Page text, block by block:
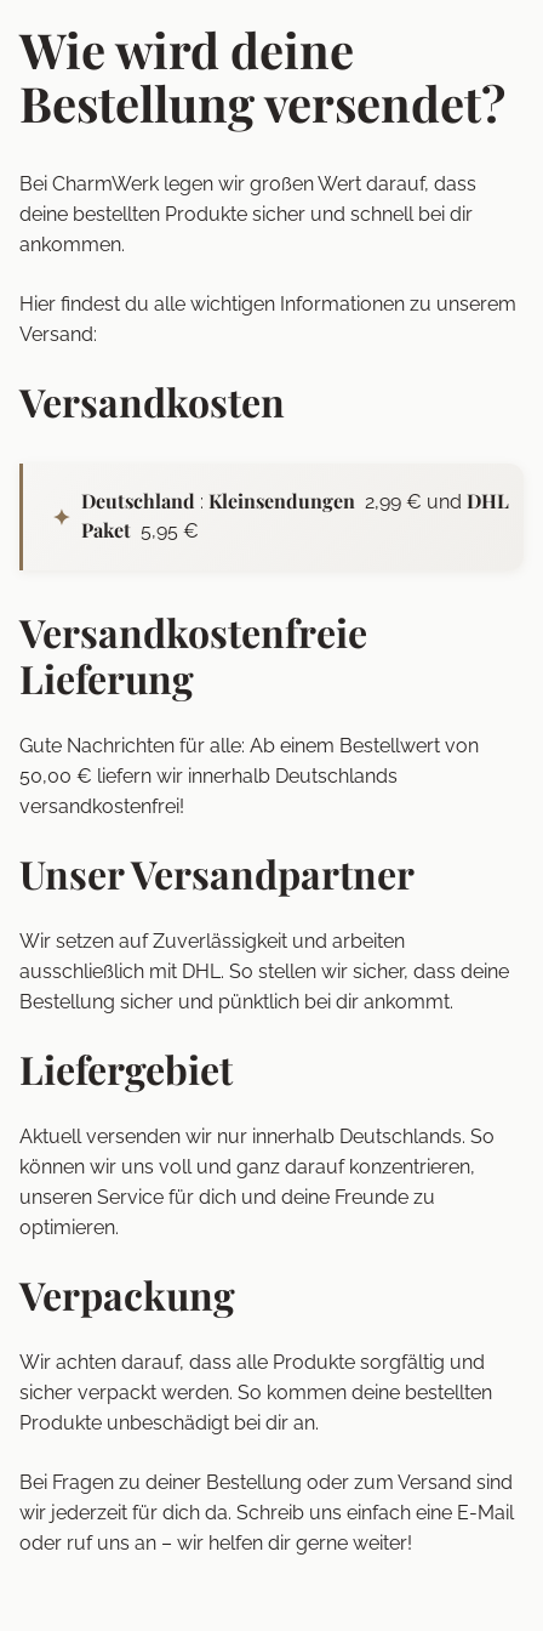
Wie wird deine
Bestellung versendet?
Bei CharmWerk legen wir großen Wert darauf, dass
deine bestellten Produkte sicher und schnell bei dir
ankommen.
Hier findest du alle wichtigen Informationen zu unserem
Versand:
Versandkosten
Deutschland : Kleinsendungen 2,99 € und DHL
Paket 5,95 €
Versandkostenfreie
Lieferung
Gute Nachrichten für alle: Ab einem Bestellwert von
50,00 € liefern wir innerhalb Deutschlands
versandkostenfrei!
Unser Versandpartner
Wir setzen auf Zuverlässigkeit und arbeiten
ausschließlich mit DHL. So stellen wir sicher, dass deine
Bestellung sicher und pünktlich bei dir ankommt.
Liefergebiet
Aktuell versenden wir nur innerhalb Deutschlands. So
können wir uns voll und ganz darauf konzentrieren,
unseren Service für dich und deine Freunde zu
optimieren.
Verpackung
Wir achten darauf, dass alle Produkte sorgfältig und
sicher verpackt werden. So kommen deine bestellten
Produkte unbeschädigt bei dir an.
Bei Fragen zu deiner Bestellung oder zum Versand sind
wir jederzeit für dich da. Schreib uns einfach eine E-Mail
oder ruf uns an – wir helfen dir gerne weiter!